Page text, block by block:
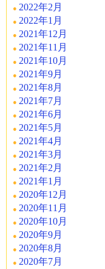
2022年2月
2022年1月
2021年12月
2021年11月
2021年10月
2021年9月
2021年8月
2021年7月
2021年6月
2021年5月
2021年4月
2021年3月
2021年2月
2021年1月
2020年12月
2020年11月
2020年10月
2020年9月
2020年8月
2020年7月